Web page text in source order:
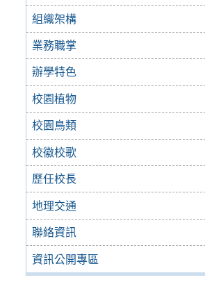
組織架構
業務職掌
辦學特色
校園植物
校園鳥類
校徽校歌
歷任校長
地理交通
聯絡資訊
資訊公開專區